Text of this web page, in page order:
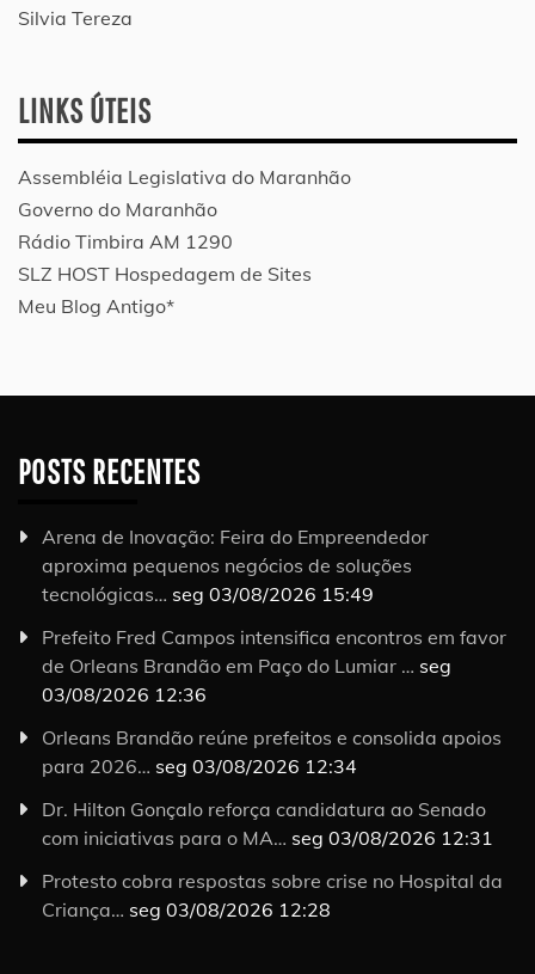
Silvia Tereza
LINKS ÚTEIS
Assembléia Legislativa do Maranhão
Governo do Maranhão
Rádio Timbira AM 1290
SLZ HOST Hospedagem de Sites
Meu Blog Antigo*
POSTS RECENTES
Arena de Inovação: Feira do Empreendedor
aproxima pequenos negócios de soluções
tecnológicas… seg 03/08/2026 15:49
Prefeito Fred Campos intensifica encontros em favor
de Orleans Brandão em Paço do Lumiar … seg
03/08/2026 12:36
Orleans Brandão reúne prefeitos e consolida apoios
para 2026… seg 03/08/2026 12:34
Dr. Hilton Gonçalo reforça candidatura ao Senado
com iniciativas para o MA… seg 03/08/2026 12:31
Protesto cobra respostas sobre crise no Hospital da
Criança… seg 03/08/2026 12:28